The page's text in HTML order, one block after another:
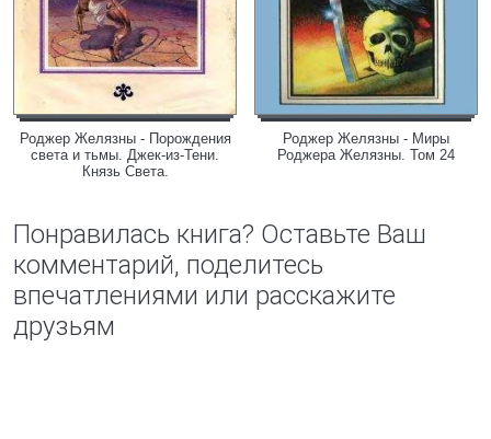
Роджер Желязны - Порождения
света и тьмы. Джек-из-Тени.
Князь Света.
Роджер Желязны - Миры
Роджера Желязны. Том 24
Понравилась книга? Оставьте Ваш
комментарий, поделитесь
впечатлениями или расскажите
друзьям